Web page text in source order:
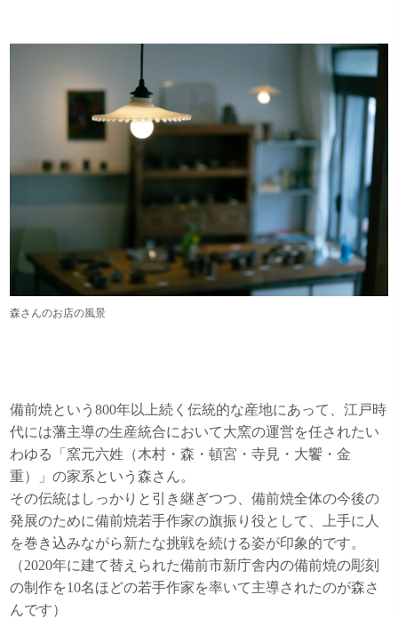
森さんのお店の風景
備前焼という800年以上続く伝統的な産地にあって、江戸時
代には藩主導の生産統合において大窯の運営を任されたい
わゆる「窯元六姓（木村・森・頓宮・寺見・大饗・金
重）」の家系という森さん。
その伝統はしっかりと引き継ぎつつ、備前焼全体の今後の
発展のために備前焼若手作家の旗振り役として、上手に人
を巻き込みながら新たな挑戦を続ける姿が印象的です。
（2020年に建て替えられた備前市新庁舎内の備前焼の彫刻
の制作を10名ほどの若手作家を率いて主導されたのが森さ
んです）